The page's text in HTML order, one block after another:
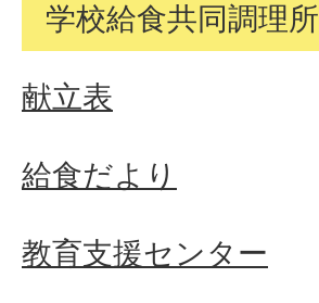
学校給食共同調理所
献立表
給食だより
教育支援センター